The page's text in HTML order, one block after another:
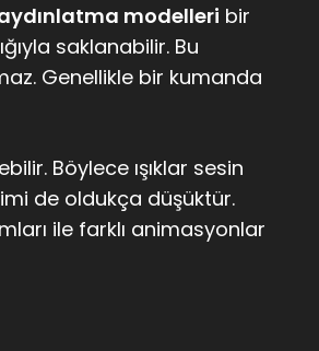
modelleri bir
saklanabilir. Bu
Genellikle bir kumanda
Böylece ışıklar sesin
de oldukça düşüktür.
ile farklı animasyonlar